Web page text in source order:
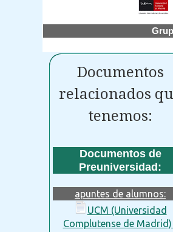
Documentos
relacionados
tenemos:
Documentos de
Preuniversidad:
apuntes de alumnos:
UCM (Universidad
Complutense de Madrid)